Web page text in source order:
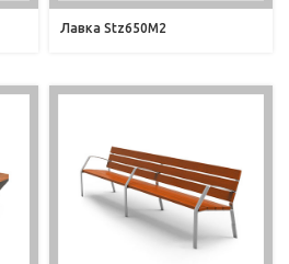
Лавка Stz650M2